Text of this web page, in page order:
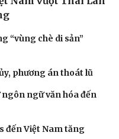
“vùng chè di sản”
phương án thoát lũ
ngữ văn hóa đến
đến Việt Nam tăng